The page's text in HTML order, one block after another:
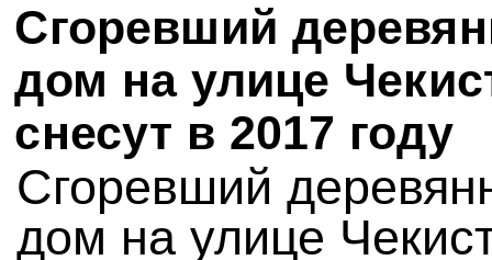
Сгоревший
дом на улице
снесут в 2017 году
Сгоревший
дом на улице